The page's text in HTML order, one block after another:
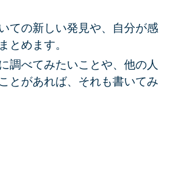
ての新しい発見や、自分が感
とめます。
調べてみたいことや、他の人
とがあれば、それも書いてみ